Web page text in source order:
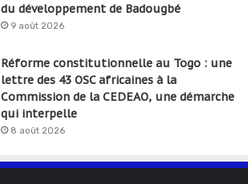
du développement de Badougbé
9 août 2026
Réforme constitutionnelle au Togo : une
lettre des 43 OSC africaines à la
Commission de la CEDEAO, une démarche
qui interpelle
8 août 2026